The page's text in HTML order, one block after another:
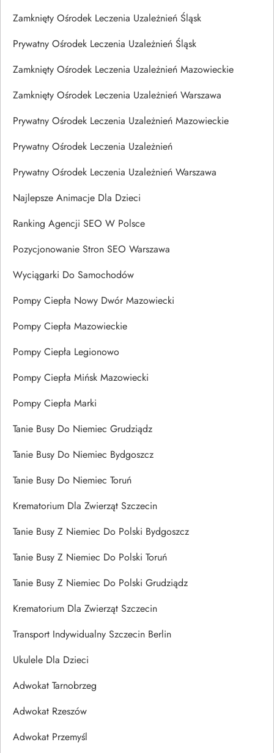
Zamknięty Ośrodek Leczenia Uzależnień Śląsk
Prywatny Ośrodek Leczenia Uzależnień Śląsk
Zamknięty Ośrodek Leczenia Uzależnień Mazowieckie
Zamknięty Ośrodek Leczenia Uzależnień Warszawa
Prywatny Ośrodek Leczenia Uzależnień Mazowieckie
Prywatny Ośrodek Leczenia Uzależnień
Prywatny Ośrodek Leczenia Uzależnień Warszawa
Najlepsze Animacje Dla Dzieci
Ranking Agencji SEO W Polsce
Pozycjonowanie Stron SEO Warszawa
Wyciągarki Do Samochodów
Pompy Ciepła Nowy Dwór Mazowiecki
Pompy Ciepła Mazowieckie
Pompy Ciepła Legionowo
Pompy Ciepła Mińsk Mazowiecki
Pompy Ciepła Marki
Tanie Busy Do Niemiec Grudziądz
Tanie Busy Do Niemiec Bydgoszcz
Tanie Busy Do Niemiec Toruń
Krematorium Dla Zwierząt Szczecin
Tanie Busy Z Niemiec Do Polski Bydgoszcz
Tanie Busy Z Niemiec Do Polski Toruń
Tanie Busy Z Niemiec Do Polski Grudziądz
Krematorium Dla Zwierząt Szczecin
Transport Indywidualny Szczecin Berlin
Ukulele Dla Dzieci
Adwokat Tarnobrzeg
Adwokat Rzeszów
Adwokat Przemyśl